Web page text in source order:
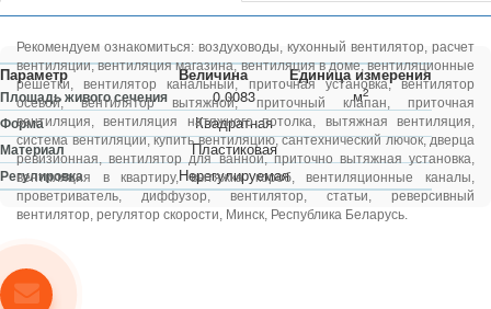
Параметр Величина Единица измерения
Площадь живого сечения 0.0083 м2
Форма Квадратная
Материал Пластиковая
Регулировка Нерегулируемая
Рекомендуем ознакомиться: воздуховоды, кухонный вентилятор, расчет
вентиляции,вентиляция магазина,вентиляция в доме,вентиляционные
решетки,вентилятор канальный,приточная установка,вентилятор
осевой,вентилятор вытяжной,приточный клапан,приточная
вентиляция,вентиляция натяжного потолка, вытяжная вентиляция,
система вентиляции,купить вентиляцию,сантехнический лючок,дверца
ревизионная,вентилятор для ванной,приточно вытяжная установка,
вентиляция в квартиру,вытяжка короб,вентиляционные каналы,
проветриватель,диффузор,вентилятор,статьи,реверсивный
вентилятор, регулятор скорости, Минск, Республика Беларусь.